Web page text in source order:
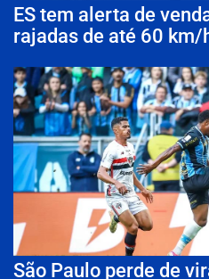
ES tem alerta de
rajadas de até 60 km/
São Paulo perde de